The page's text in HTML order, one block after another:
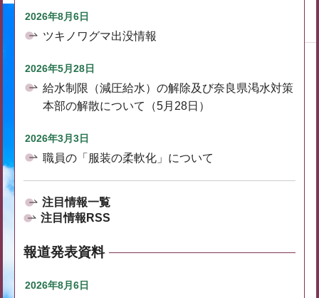
2026年8月6日
ツキノワグマ出没情報
2026年5月28日
給水制限（減圧給水）の解除及び奈良県渇水対策
本部の解散について（5月28日）
2026年3月3日
職員の「服装の柔軟化」について
注目情報一覧
注目情報RSS
報道発表資料
2026年8月6日